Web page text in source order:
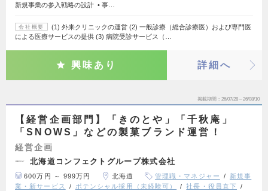
新規事業の参入戦略の設計 • 事…
会社概要
(1) 外来クリニックの運営 (2) 一般診療（総合診療医）および専門医
による医療サービスの提供 (3) 病院受診サービス（…
興味あり 詳細へ
掲載期間 26/07/28～26/08/10
【経営企画部門】「きのとや」「千秋庵」
「SNOWS」などの製菓ブランド運営！
経営企画
北海道コンフェクトグループ株式会社
600万円 ～ 999万円 北海道 管理職・マネジャー
新規事
業・新サービス
ポテンシャル採用（未経験可）
社長・役員直下